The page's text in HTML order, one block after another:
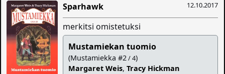
12.10.2017
Sparhawk
merkitsi omistetuksi
Mustamiekan tuomio
(Mustamiekka #2/ 4)
Margaret Weis,Tracy Hickman